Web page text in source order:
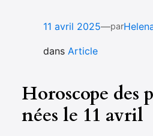
11 avril 2025—par
dans Article
Horoscope des
nées le 11 avril